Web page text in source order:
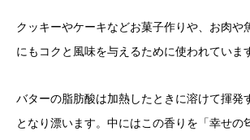
クッキーやケーキなどお菓子作りや、お肉や
にもコクと風味を与えるために使われていま
バターの脂肪酸は加熱したときに溶けて揮発
となり漂います。中にはこの香りを「幸せの